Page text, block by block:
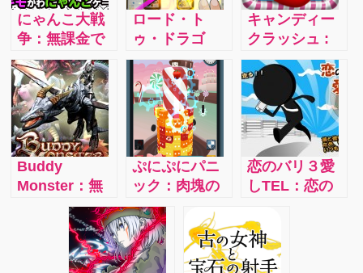
にゃんこ大戦
争：無課金で
も遊べるゲー
ムアプリ！キ
モカワな敵味
方キャラクタ
ーやちりばめ
られた笑える
要素の数々！
ロード・ト
ゥ・ドラゴ
ン/iphone：無
課金でも遊べ
る！パネルタ
ッチでキャラ
クターを操作
しドラゴンを
倒しレアユニ
ットをゲッ
ト！初心者で
も簡単プレ
イ！
キャンディー
クラッシュ :
世界中で人気
のパズルゲー
ムを攻略しよ
う
Buddy
Monster：無
課金でも遊べ
る！これが本
当にハマりま
ぷにぷにパニ
ック：肉塊の
モンスター
「スライム」
そのブロッブ
と同じ色のフ
恋のバリ３愛
しTEL：恋の
めて走り出し
た男。彼の携
帯電話のアン